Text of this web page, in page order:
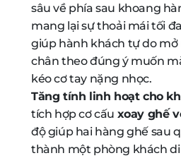
sâu về phía sau khoang
mang lại sự thoải mái tối
giúp hành khách tự do
chân theo đúng ý muốn
kéo cơ tay nặng nhọc.
Tăng tính linh hoạt cho
tích hợp cơ cấu xoay ghế
độ giúp hai hàng ghế sau
thành một phòng khách